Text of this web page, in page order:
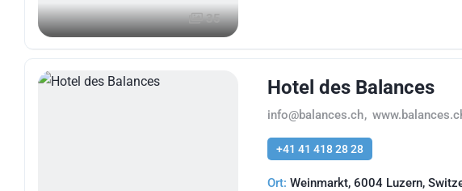
35
Hotel des Balances
info@balances.ch,
+41 41 418 28 28
Ort: Weinmarkt, 6004 Luzern,